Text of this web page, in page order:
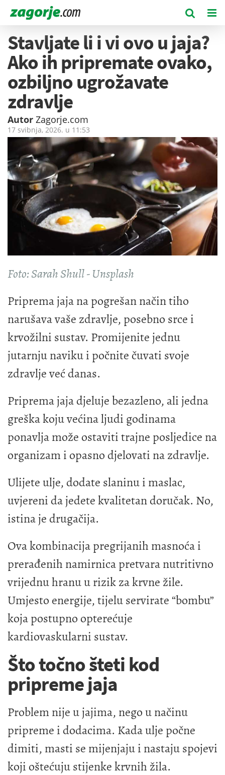
Stavljate li i vi ovo u jaja?
Ako ih pripremate ovako,
ozbiljno ugrožavate
zdravlje
Autor Zagorje.com
17 svibnja, 2026. u 11:53
Foto: Sarah Shull - Unsplash
Priprema jaja na pogrešan način tiho
narušava vaše zdravlje, posebno srce i
krvožilni sustav. Promijenite jednu
jutarnju naviku i počnite čuvati svoje
zdravlje već danas.
Priprema jaja djeluje bezazleno, ali jedna
greška koju većina ljudi godinama
ponavlja može ostaviti trajne posljedice na
organizam i opasno djelovati na zdravlje.
Ulijete ulje, dodate slaninu i maslac,
uvjereni da jedete kvalitetan doručak. No,
istina je drugačija.
Ova kombinacija pregrijanih masnoća i
prerađenih namirnica pretvara nutritivno
vrijednu hranu u rizik za krvne žile.
Umjesto energije, tijelu servirate “bombu”
koja postupno opterećuje
kardiovaskularni sustav.
Što točno šteti kod
pripreme jaja
Problem nije u jajima, nego u načinu
pripreme i dodacima. Kada ulje počne
dimiti, masti se mijenjaju i nastaju spojevi
koji oštećuju stijenke krvnih žila.